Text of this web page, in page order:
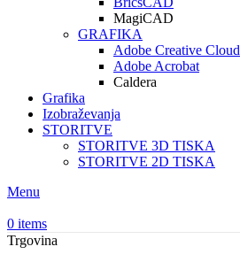
MagiCAD
GRAFIKA
Adobe Creative Cloud
Adobe Acrobat
Caldera
Grafika
Izobraževanja
STORITVE
STORITVE 3D TISKA
STORITVE 2D TISKA
Menu
0 items
Trgovina